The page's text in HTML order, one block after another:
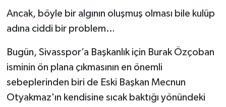
Ancak, böyle bir algının oluşmuş olması bile kulüp
adına ciddi bir problem…
Bugün, Sivasspor’a Başkanlık için Burak Özçoban
isminin ön plana çıkmasının en önemli
sebeplerinden biri de Eski Başkan Mecnun
Otyakmaz'ın kendisine sıcak baktığı yönündeki